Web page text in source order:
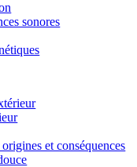
sonores
et conséquences